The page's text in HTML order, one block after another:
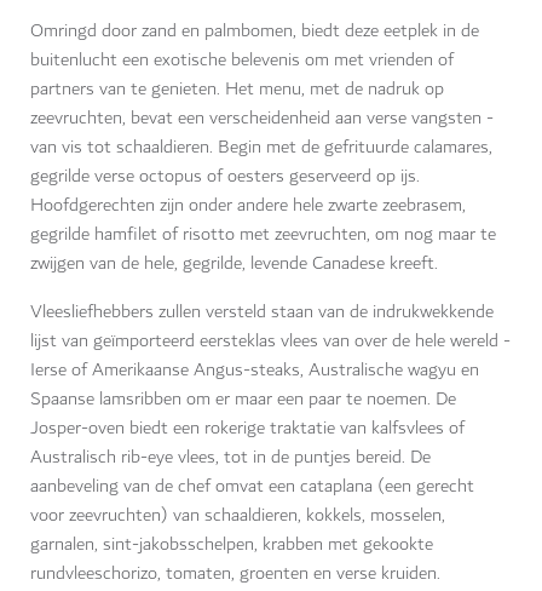
Omringd door zand en palmbomen, biedt deze eetplek in de
buitenlucht een exotische belevenis om met vrienden of
partners van te genieten. Het menu, met de nadruk op
zeevruchten, bevat een verscheidenheid aan verse vangsten -
van vis tot schaaldieren. Begin met de gefrituurde calamares,
gegrilde verse octopus of oesters geserveerd op ijs.
Hoofdgerechten zijn onder andere hele zwarte zeebrasem,
gegrilde hamfilet of risotto met zeevruchten, om nog maar te
zwijgen van de hele, gegrilde, levende Canadese kreeft.
Vleesliefhebbers zullen versteld staan van de indrukwekkende
lijst van geïmporteerd eersteklas vlees van over de hele wereld -
Ierse of Amerikaanse Angus-steaks, Australische wagyu en
Spaanse lamsribben om er maar een paar te noemen. De
Josper-oven biedt een rokerige traktatie van kalfsvlees of
Australisch rib-eye vlees, tot in de puntjes bereid. De
aanbeveling van de chef omvat een cataplana (een gerecht
voor zeevruchten) van schaaldieren, kokkels, mosselen,
garnalen, sint-jakobsschelpen, krabben met gekookte
rundvleeschorizo, tomaten, groenten en verse kruiden.